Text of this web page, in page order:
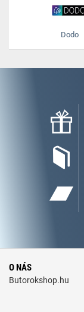
Dodo
O NÁS
Butorokshop.hu